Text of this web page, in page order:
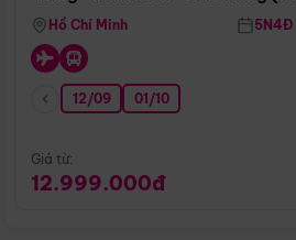
Hồ Chí Minh 5N4Đ
12/09 01/10
Giá từ:
12.999.000đ